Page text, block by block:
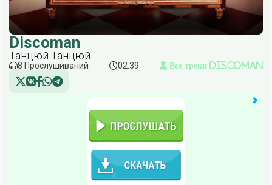
Discoman
Танцюй Танцюй
8 Прослушиваний 02:39 Все треки Discoman